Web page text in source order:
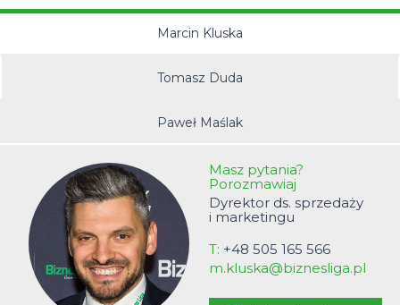
Marcin Kluska
Tomasz Duda
Paweł Maślak
Masz pytania?
Porozmawiaj
Dyrektor ds. sprzedaży
i marketingu
T: +48 505 165 566
m.kluska@biznesliga.pl